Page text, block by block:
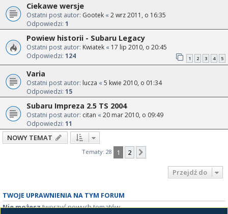
Ciekawe wersje
Ostatni post autor: Gootek « 2 wrz 2011, o 16:35
Odpowiedzi: 1
Powiew historii - Subaru Legacy
Ostatni post autor: Kwiatek « 17 lip 2010, o 20:45
Odpowiedzi: 124 1 2 3 4 5
Varia
Ostatni post autor: lucza « 5 kwie 2010, o 01:34
Odpowiedzi: 15
Subaru Impreza 2.5 TS 2004
Ostatni post autor: citan « 20 mar 2010, o 09:49
Odpowiedzi: 11
NOWY TEMAT
Tematy: 28 1 2
Przejdź do
TWOJE UPRAWNIENIA NA TYM FORUM
Nie możesztworzyć nowych tematów